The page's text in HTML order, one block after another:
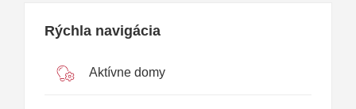
Rýchla navigácia
Aktívne domy